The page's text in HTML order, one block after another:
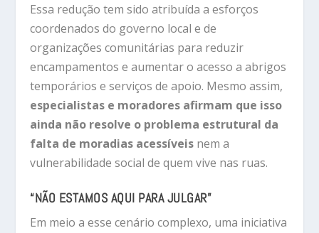
Essa redução tem sido atribuída a esforços
coordenados do governo local e de
organizações comunitárias para reduzir
encampamentos e aumentar o acesso a abrigos
temporários e serviços de apoio. Mesmo assim,
especialistas e moradores afirmam que isso
ainda não resolve o problema estrutural da
falta de moradias acessíveis nem a
vulnerabilidade social de quem vive nas ruas.
“NÃO ESTAMOS AQUI PARA JULGAR”
Em meio a esse cenário complexo, uma iniciativa